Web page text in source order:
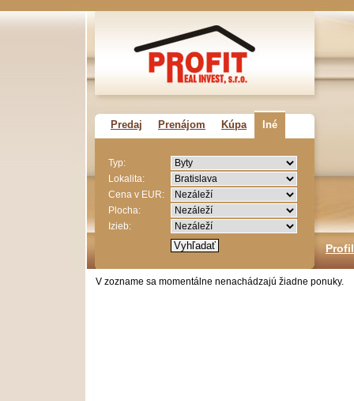
Predaj Prenájom Kúpa Iné
Typ:
Lokalita:
Cena v EUR:
Plocha:
Izieb:
V zozname sa momentálne nenachádzajú žiadne ponuky.